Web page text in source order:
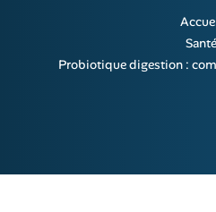
Santé
Probiotique digestion :